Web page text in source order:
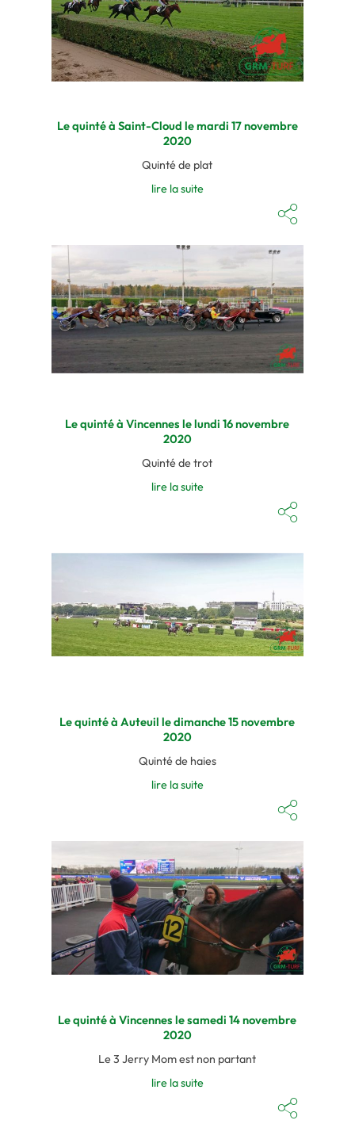
Le quinté à Saint-Cloud le mardi 17 novembre
2020
Quinté de plat
lire la suite
Le quinté à Vincennes le lundi 16 novembre
2020
Quinté de trot
lire la suite
Le quinté à Auteuil le dimanche 15 novembre
2020
Quinté de haies
lire la suite
Le quinté à Vincennes le samedi 14 novembre
2020
Le 3 Jerry Mom est non partant
lire la suite